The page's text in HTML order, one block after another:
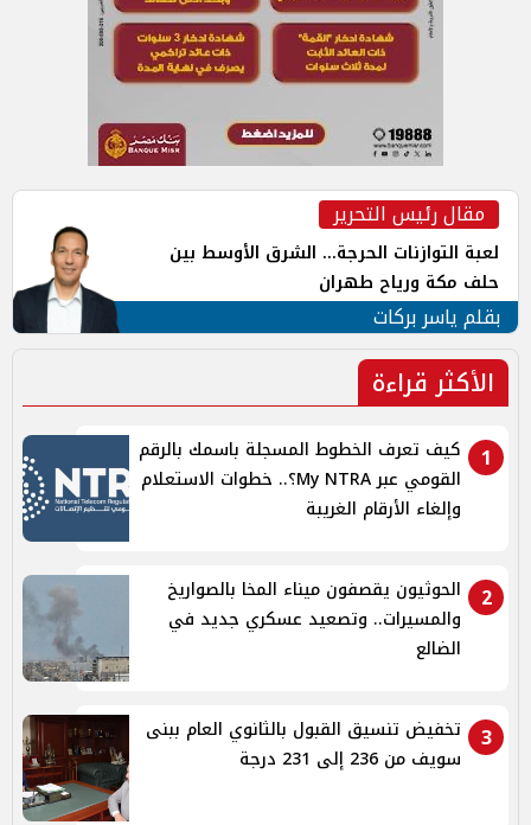
مقال رئيس التحرير
لعبة التوازنات الحرجة... الشرق الأوسط بين
حلف مكة ورياح طهران
بقلم ياسر بركات
الأكثر قراءة
1
كيف تعرف الخطوط المسجلة باسمك بالرقم
القومي عبر My NTRA؟.. خطوات الاستعلام
وإلغاء الأرقام الغريبة
2
الحوثيون يقصفون ميناء المخا بالصواريخ
والمسيرات.. وتصعيد عسكري جديد في
الضالع
3
تخفيض تنسيق القبول بالثانوي العام ببنى
سويف من 236 إلى 231 درجة